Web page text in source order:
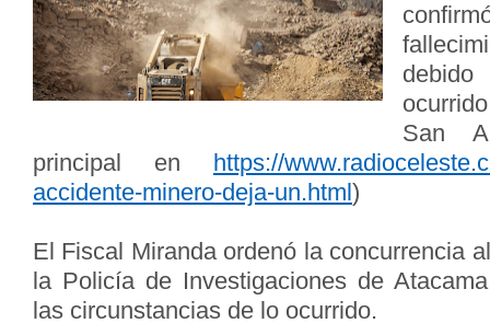
San
principal en https://
accidente-minero-deja-un.html)
El Fiscal Miranda ordenó la concurrencia
la Policía de Investigaciones de
las circunstancias de lo ocurrido.